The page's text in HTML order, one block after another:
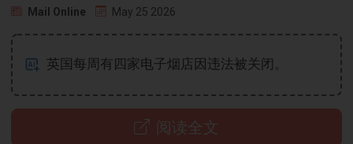
Mail Online May 25 2026
英国每周有四家电子烟店因违法被关闭。
阅读全文